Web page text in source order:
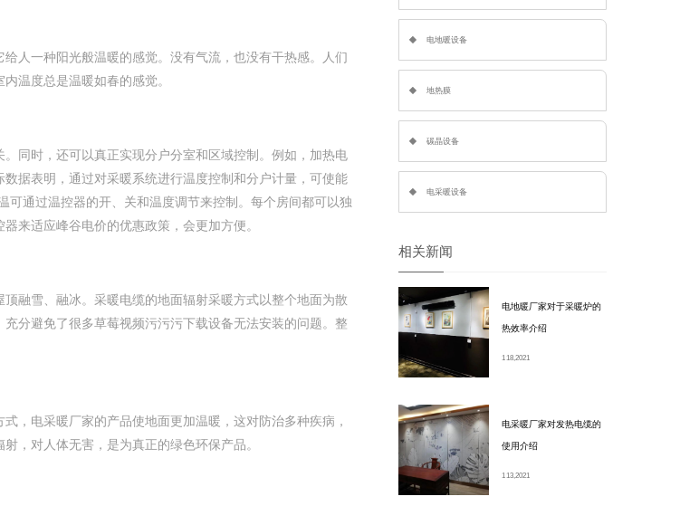
种阳光般温暖的感觉。没有气流，也没有干热感。人们
温度总是温暖如春的感觉。
同时，还可以真正实现分户分室和区域控制。例如，加热电
表明，通过对采暖系统进行温度控制和分户计量，可使能
过温控器的开、关和温度调节来控制。每个房间都可以独
来适应峰谷电价的优惠政策，会更加方便。
融雪、融冰。采暖电缆的地面辐射采暖方式以整个地面为散
，充分避免了很多草莓视频污污污下载设备无法安装的问题。整
，电采暖厂家的产品使地面更加温暖，这对防治多种疾病，
，对人体无害，是为真正的绿色环保产品。
电地暖设备
地热膜
碳晶设备
电采暖设备
相关新闻
电地暖厂家对于采暖炉的
热效率介绍
1 18, 2021
电采暖厂家对发热电缆的
使用介绍
1 13, 2021